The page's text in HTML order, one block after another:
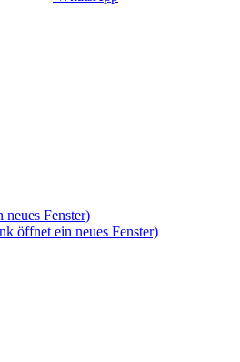
Fenster)
öffnet ein neues Fenster)